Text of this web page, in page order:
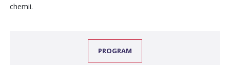
chemii.
PROGRAM